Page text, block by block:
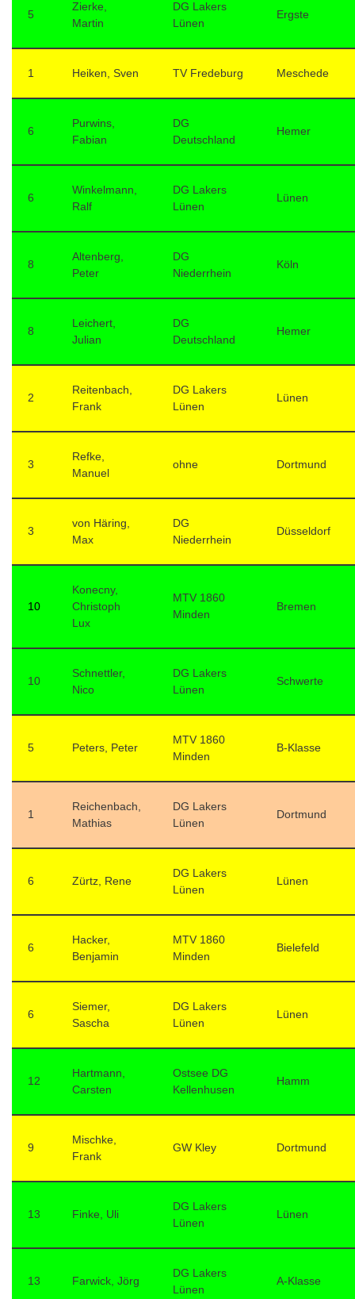
5
Zierke,
Martin
DG Lakers
Lünen
Ergste
1 Heiken, Sven TV Fredeburg Meschede
6
Purwins,
Fabian
DG
Deutschland
Hemer
6
Winkelmann,
Ralf
DG Lakers
Lünen
Lünen
8
Altenberg,
Peter
DG
Niederrhein
Köln
8
Leichert,
Julian
DG
Deutschland
Hemer
2
Reitenbach,
Frank
DG Lakers
Lünen
Lünen
3
Refke,
Manuel
ohne Dortmund
3
von Häring,
Max
DG
Niederrhein
Düsseldorf
10
Konecny,
Christoph
Lux
MTV 1860
Minden
Bremen
10
Schnettler,
Nico
DG Lakers
Lünen
Schwerte
5 Peters, Peter
MTV 1860
Minden
B-Klasse
1
Reichenbach,
Mathias
DG Lakers
Lünen
Dortmund
6 Zürtz, Rene
DG Lakers
Lünen
Lünen
6
Hacker,
Benjamin
MTV 1860
Minden
Bielefeld
6
Siemer,
Sascha
DG Lakers
Lünen
Lünen
12
Hartmann,
Carsten
Ostsee DG
Kellenhusen
Hamm
9
Mischke,
Frank
GW Kley Dortmund
13 Finke, Uli
DG Lakers
Lünen
Lünen
13 Farwick, Jörg
DG Lakers
Lünen
A-Klasse